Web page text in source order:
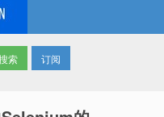
订阅